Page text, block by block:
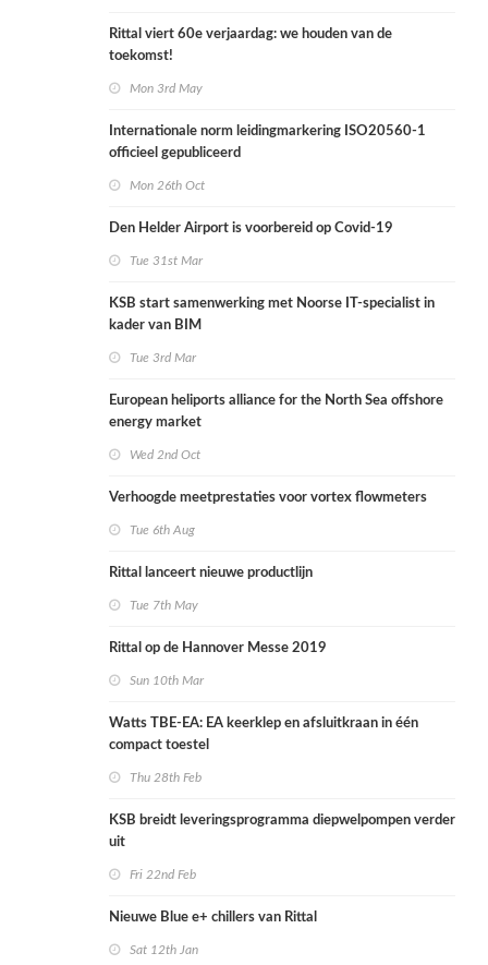
Rittal viert 60e verjaardag: we houden van de
toekomst!
Mon 3rd May
Internationale norm leidingmarkering ISO20560-1
officieel gepubliceerd
Mon 26th Oct
Den Helder Airport is voorbereid op Covid-19
Tue 31st Mar
KSB start samenwerking met Noorse IT-specialist in
kader van BIM
Tue 3rd Mar
European heliports alliance for the North Sea offshore
energy market
Wed 2nd Oct
Verhoogde meetprestaties voor vortex flowmeters
Tue 6th Aug
Rittal lanceert nieuwe productlijn
Tue 7th May
Rittal op de Hannover Messe 2019
Sun 10th Mar
Watts TBE-EA: EA keerklep en afsluitkraan in één
compact toestel
Thu 28th Feb
KSB breidt leveringsprogramma diepwelpompen verder
uit
Fri 22nd Feb
Nieuwe Blue e+ chillers van Rittal
Sat 12th Jan